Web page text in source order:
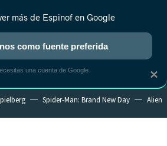
REALITY ANIME RANKINGS CINE
Spider-Man: Brand New Day Alien
×
más de Espinof en Google
como fuente preferida
una cuenta de Google